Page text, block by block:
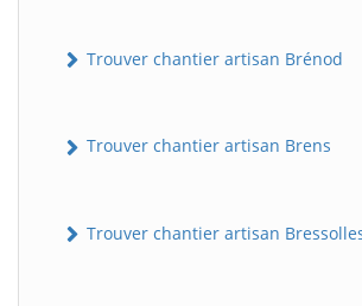
Trouver chantier artisan Brénod
Trouver chantier artisan Brens
Trouver chantier artisan